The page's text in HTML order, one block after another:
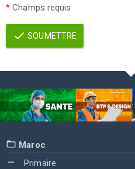
* Champs requis
SOUMETTRE
Maroc
Primaire